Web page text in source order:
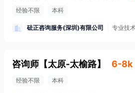
经验不限 本科
砝正咨询服务(深圳)有限公司 专业技
咨询师 【太原-太榆路】 6-8k
经验不限 本科